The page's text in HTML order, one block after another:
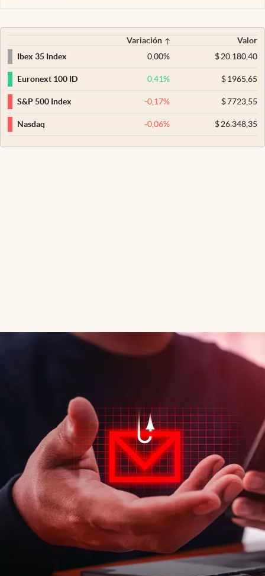
Variación
Valor
Ibex 35 Index
0,00% $20.180,40
Euronext 100 ID 0,41% $1965,65
S&P 500 Index -0,17% $7723,55
Nasdaq -0,06% $26.348,35